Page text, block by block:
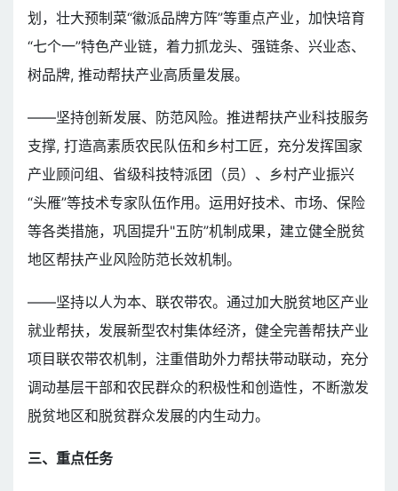
划，壮大预制菜“徽派品牌方阵”等重点产业，加快培育
“七个一”特色产业链，着力抓龙头、强链条、兴业态、
树品牌, 推动帮扶产业高质量发展。
——坚持创新发展、防范风险。推进帮扶产业科技服务
支撑, 打造高素质农民队伍和乡村工匠，充分发挥国家
产业顾问组、省级科技特派团（员）、乡村产业振兴
“头雁”等技术专家队伍作用。运用好技术、市场、保险
等各类措施，巩固提升"五防”机制成果，建立健全脱贫
地区帮扶产业风险防范长效机制。
——坚持以人为本、联农带农。通过加大脱贫地区产业
就业帮扶，发展新型农村集体经济，健全完善帮扶产业
项目联农带农机制，注重借助外力帮扶带动联动，充分
调动基层干部和农民群众的积极性和创造性，不断激发
脱贫地区和脱贫群众发展的内生动力。
三、重点任务